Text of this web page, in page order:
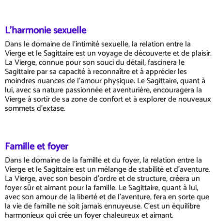
L'harmonie sexuelle
Dans le domaine de l'intimité sexuelle, la relation entre la
Vierge et le Sagittaire est un voyage de découverte et de plaisir.
La Vierge, connue pour son souci du détail, fascinera le
Sagittaire par sa capacité à reconnaître et à apprécier les
moindres nuances de l'amour physique. Le Sagittaire, quant à
lui, avec sa nature passionnée et aventurière, encouragera la
Vierge à sortir de sa zone de confort et à explorer de nouveaux
sommets d'extase.
Famille et foyer
Dans le domaine de la famille et du foyer, la relation entre la
Vierge et le Sagittaire est un mélange de stabilité et d'aventure.
La Vierge, avec son besoin d'ordre et de structure, créera un
foyer sûr et aimant pour la famille. Le Sagittaire, quant à lui,
avec son amour de la liberté et de l'aventure, fera en sorte que
la vie de famille ne soit jamais ennuyeuse. C'est un équilibre
harmonieux qui crée un foyer chaleureux et aimant.